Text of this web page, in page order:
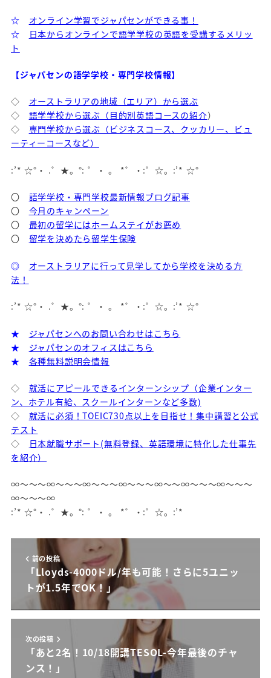
☆
オンライン学習でジャパセンができる事！
☆
日本からオンラインで語学学校の英語を受講するメリッ
ト
【ジャパセンの語学学校・専門学校情報】
◇ オーストラリアの地域（エリア）から選ぶ
◇ 語学学校から選ぶ（目的別英語コースの紹介）
◇ 専門学校から選ぶ（ビジネスコース、クッカリー、ビュ
ーティーコースなど）
:’* ☆°・ .゜★。°: ゜・ 。 *゜・:゜☆。:’* ☆°
〇 語学学校・専門学校最新情報ブログ記事
〇 今月のキャンペーン
〇 最初の留学にはホームステイがお薦め
〇 留学を決めたら留学生保険
◎
オーストラリアに行って見学してから学校を決める方
法！
:’* ☆°・ .゜★。°: ゜・ 。 *゜・:゜☆。:’* ☆°
★
ジャパセンへのお問い合わせはこちら
★
ジャパセンのオフィスはこちら
★
各種無料説明会情報
◇ 就活にアピールできるインターンシップ（企業インター
ン、ホテル有給、スクールインターンなど多数)
◇ 就活に必須！TOEIC730点以上を目指せ！集中講習と公式
テスト
◇
日本就職サポート(無料登録、英語環境に特化した仕事先
を紹介）
∞～～～∞～～～∞～～～∞～～～∞～～∞～～～∞～～～
∞～～～∞
:’* ☆°・ .゜★。°: ゜・ 。 *゜・:゜☆。:’*
前の投稿
「Lloyds-4000ドル/年も可能！さらに5ユニッ
トが1.5年でOK！」
次の投稿
「あと2名！10/18開講TESOL-今年最後のチャ
ンス！」